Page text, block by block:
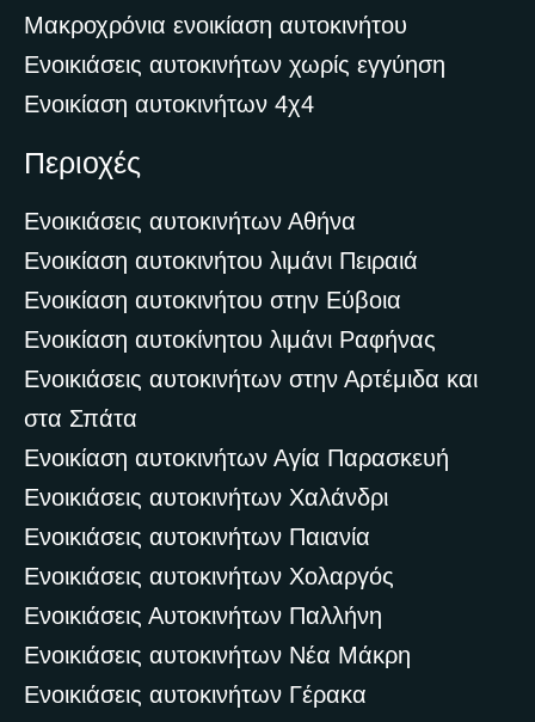
Περιοχές
Ενοικιάσεις αυτοκινήτων Αθήνα
Ενοικίαση αυτοκινήτου λιμάνι Πειραιά
Ενοικίαση αυτοκινήτου στην Εύβοια
Ενοικίαση αυτοκίνητου λιμάνι Ραφήνας
Ενοικιάσεις αυτοκινήτων στην Αρτέμιδα και
στα Σπάτα
Ενοικίαση αυτοκινήτων Αγία Παρασκευή
Ενοικιάσεις αυτοκινήτων Χαλάνδρι
Ενοικιάσεις αυτοκινήτων Παιανία
Ενοικιάσεις αυτοκινήτων Χολαργός
Ενοικιάσεις Αυτοκινήτων Παλλήνη
Ενοικιάσεις αυτοκινήτων Νέα Μάκρη
Ενοικιάσεις αυτοκινήτων Γέρακα
Μακροχρόνια ενοικίαση αυτοκινήτου
Ενοικιάσεις αυτοκινήτων χωρίς εγγύηση
Ενοικίαση αυτοκινήτων 4χ4